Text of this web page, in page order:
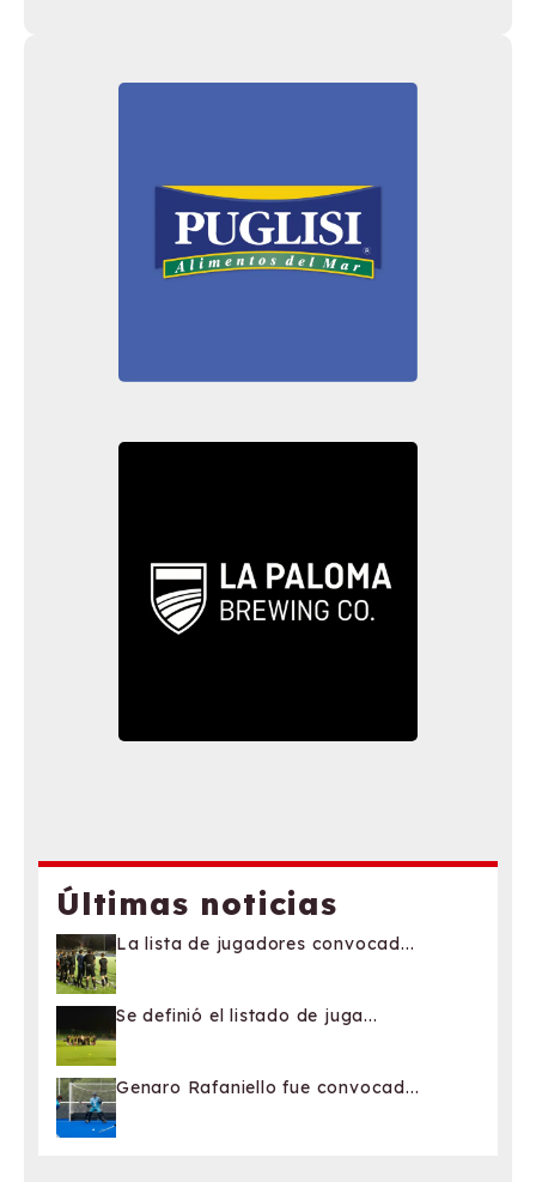
Últimas noticias
La lista de jugadores convocad...
Se definió el listado de juga...
Genaro Rafaniello fue convocad...